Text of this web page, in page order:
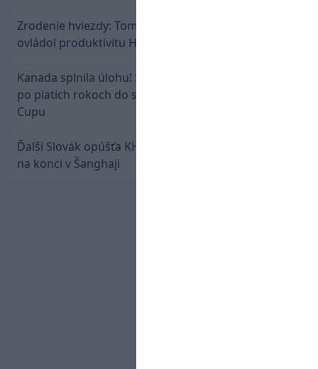
Zrodenie hviezdy: Tomáš Selič zničil Švajčiarov a
ovládol produktivitu Hlinka Gretzky Cupu
Kanada splnila úlohu! Slovenská osemnástka mieri
po piatich rokoch do semifinále Hlinka Gretzky
Cupu
Ďalší Slovák opúšťa KHL. Patrik Rybár sa dohodol
na konci v Šanghaji